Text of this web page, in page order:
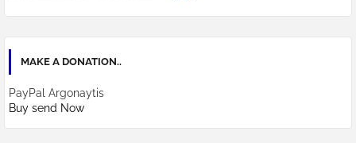
MAKE A DONATION..
PayPal Argonaytis
Buy send Now